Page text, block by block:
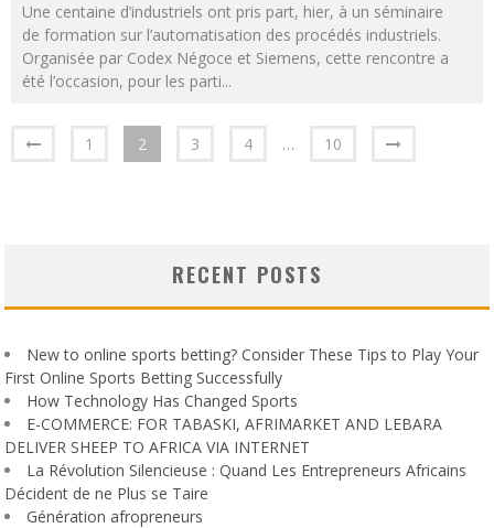
Une centaine d’industriels ont pris part, hier, à un séminaire
de formation sur l’automatisation des procédés industriels.
Organisée par Codex Négoce et Siemens, cette rencontre a
été l’occasion, pour les parti...
1 2 3 4 … 10
RECENT POSTS
New to online sports betting? Consider These Tips to Play Your
First Online Sports Betting Successfully
How Technology Has Changed Sports
E-COMMERCE: FOR TABASKI, AFRIMARKET AND LEBARA
DELIVER SHEEP TO AFRICA VIA INTERNET
La Révolution Silencieuse : Quand Les Entrepreneurs Africains
Décident de ne Plus se Taire
Génération afropreneurs